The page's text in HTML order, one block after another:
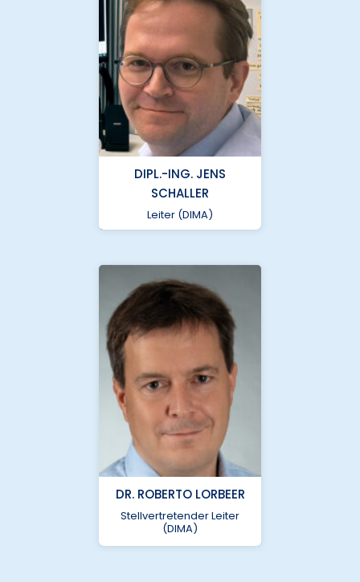
num-
lims@med.uni-
greifswald.de
Universitätsmedizin
Greifswald
DIPL.-ING. JENS
SCHALLER
Leiter (DIMA)
nukleus-
dima@charite.de
+ 49 30 450 553 738
Charité –
Universitätsmedizin
DR. ROBERTO LORBEER
Stellvertretender Leiter
(DIMA)